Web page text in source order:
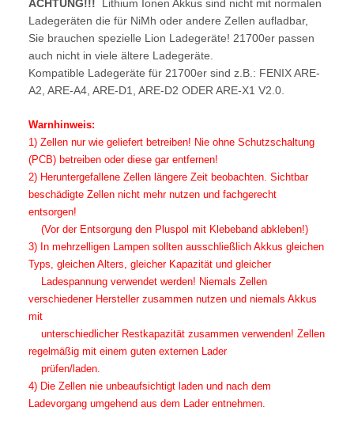
ACHTUNG!!!
Lithium Ionen Akkus sind nicht mit normalen
Ladegeräten die für NiMh oder andere Zellen aufladbar,
Sie brauchen spezielle Lion Ladegeräte! 21700er passen
auch nicht in viele ältere Ladegeräte.
Kompatible Ladegeräte für 21700er sind z.B.: FENIX ARE-
A2, ARE-A4, ARE-D1, ARE-D2 ODER ARE-X1 V2.0.
Warnhinweis:
1) Zellen nur wie geliefert betreiben! Nie ohne Schutzschaltung
(PCB) betreiben oder diese gar entfernen!
2) Heruntergefallene Zellen längere Zeit beobachten. Sichtbar
beschädigte Zellen nicht mehr nutzen und fachgerecht
entsorgen!
(Vor der Entsorgung den Pluspol mit Klebeband abkleben!)
3) In mehrzelligen Lampen sollten ausschließlich Akkus gleichen
Typs, gleichen Alters, gleicher Kapazität und gleicher
Ladespannung verwendet werden! Niemals Zellen
verschiedener Hersteller zusammen nutzen und niemals Akkus
mit
unterschiedlicher Restkapazität zusammen verwenden! Zellen
regelmäßig mit einem guten externen Lader
prüfen/laden.
4) Die Zellen nie unbeaufsichtigt laden und nach dem
Ladevorgang umgehend aus dem Lader entnehmen.